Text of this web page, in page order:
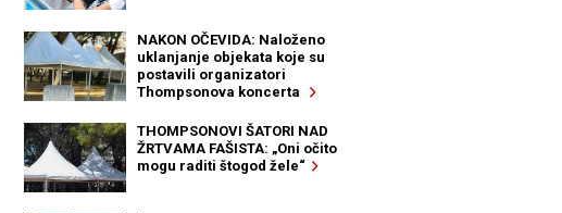
NAKON OČEVIDA: Naloženo
uklanjanje objekata koje su
postavili organizatori
Thompsonova koncerta
THOMPSONOVI ŠATORI NAD
ŽRTVAMA FAŠISTA: „Oni očito
mogu raditi štogod žele“